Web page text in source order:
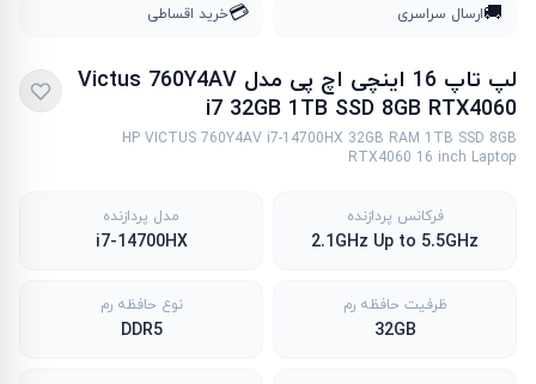
🚚ارسال سراسری 💳خرید اقساطی
لپ تاپ 16 اینچی اچ پی مدل Victus 760Y4AV
i7 32GB 1TB SSD 8GB RTX4060
HP VICTUS 760Y4AV i7-14700HX 32GB RAM 1TB SSD 8GB
RTX4060 16 inch Laptop
فرکانس پردازنده
2.1GHz Up to 5.5GHz
مدل پردازنده
i7-14700HX
ظرفیت حافظه رم
32GB
نوع حافظه رم
DDR5